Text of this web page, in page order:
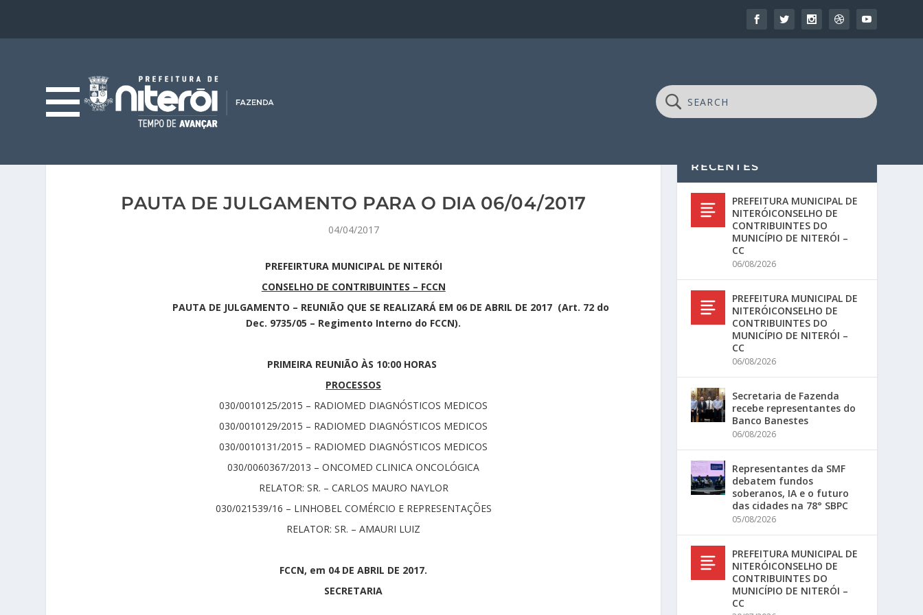
PAUTA DE JULGAMENTO PARA O DIA 06/04/2017
04/04/2017
PREFEIRTURA MUNICIPAL DE NITERÓI
CONSELHO DE CONTRIBUINTES – FCCN
PAUTA DE JULGAMENTO – REUNIÃO QUE SE REALIZARÁ EM 06 DE ABRIL DE 2017 (Art. 72 do
Dec. 9735/05 – Regimento Interno do FCCN).
PRIMEIRA REUNIÃO ÀS 10:00 HORAS
PROCESSOS
030/0010125/2015 – RADIOMED DIAGNÓSTICOS MEDICOS
030/0010129/2015 – RADIOMED DIAGNÓSTICOS MEDICOS
030/0010131/2015 – RADIOMED DIAGNÓSTICOS MEDICOS
030/0060367/2013 – ONCOMED CLINICA ONCOLÓGICA
RELATOR: SR. – CARLOS MAURO NAYLOR
030/021539/16 – LINHOBEL COMÉRCIO E REPRESENTAÇÕES
RELATOR: SR. – AMAURI LUIZ
FCCN, em 04 DE ABRIL DE 2017.
SECRETARIA
RECENTES
PREFEITURA MUNICIPAL DE
NITERÓICONSELHO DE
CONTRIBUINTES DO
MUNICÍPIO DE NITERÓI –
CC
06/08/2026
PREFEITURA MUNICIPAL DE
NITERÓICONSELHO DE
CONTRIBUINTES DO
MUNICÍPIO DE NITERÓI –
CC
06/08/2026
Secretaria de Fazenda
recebe representantes do
Banco Banestes
06/08/2026
Representantes da SMF
debatem fundos
soberanos, IA e o futuro
das cidades na 78° SBPC
05/08/2026
PREFEITURA MUNICIPAL DE
NITERÓICONSELHO DE
CONTRIBUINTES DO
MUNICÍPIO DE NITERÓI –
CC